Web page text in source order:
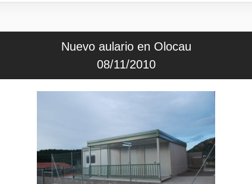
Nuevo aulario en Olocau
08/11/2010